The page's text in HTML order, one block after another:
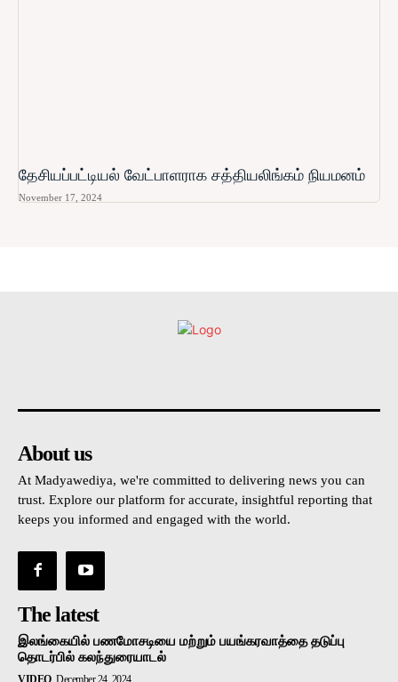
தேசியப்பட்டியல் வேட்பாளராக சத்தியலிங்கம் நியமனம்
November 17, 2024
About us
At Madyawediya, we're committed to delivering news you can
trust. Explore our platform for accurate, insightful reporting that
keeps you informed and engaged with the world.
The latest
இலங்கையில் பணமோசடியை மற்றும் பயங்கரவாத்தை தடுப்பு
தொடர்பில் கலந்துரையாடல்
VIDEO December 24, 2024